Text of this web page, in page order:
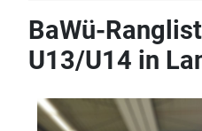
BaWü-
U13/U14 in